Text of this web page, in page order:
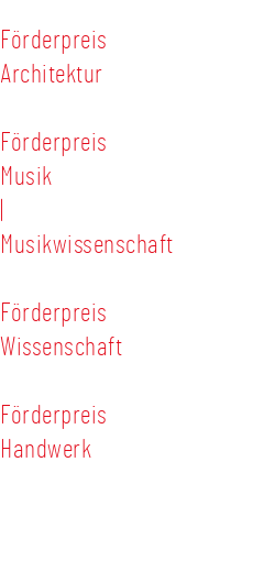
Förderpreis
Architektur
Förderpreis
Musik
Musikwissenschaft
Förderpreis
Wissenschaft
Förderpreis
Handwerk